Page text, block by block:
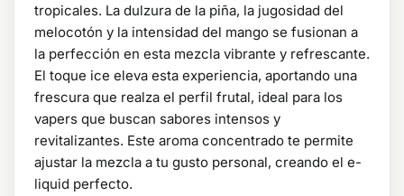
tropicales. La dulzura de la piña, la jugosidad del
melocotón y la intensidad del mango se fusionan a
la perfección en esta mezcla vibrante y refrescante.
El toque ice eleva esta experiencia, aportando una
frescura que realza el perfil frutal, ideal para los
vapers que buscan sabores intensos y
revitalizantes. Este aroma concentrado te permite
ajustar la mezcla a tu gusto personal, creando el e-
liquid perfecto.